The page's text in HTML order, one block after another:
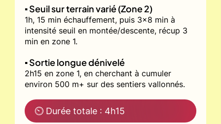
▪️ Seuil sur terrain varié (Zone 2)
1h, 15 min échauffement, puis 3x8 min à
intensité seuil en montée/descente, récup 3
min en zone 1.
▪️ Sortie longue dénivelé
2h15 en zone 1, en cherchant à cumuler
environ 500 m+ sur des sentiers vallonnés.
⏲ Durée totale : 4h15